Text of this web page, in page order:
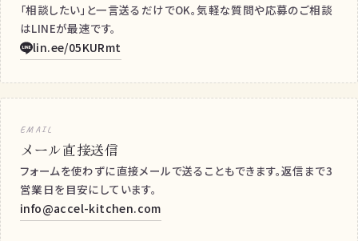
「相談したい」と一言送るだけでOK。気軽な質問や応募のご相談
はLINEが最速です。
lin.ee/05KURmt
EMAIL
メール直接送信
フォームを使わずに直接メールで送ることもできます。返信まで3
営業日を目安にしています。
info@accel-kitchen.com